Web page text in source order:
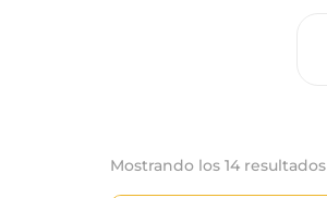
Mostrando los 14 resultados